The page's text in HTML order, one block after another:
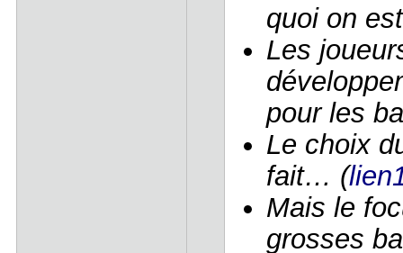
quoi on
Les
pour les
Le choix
fait… (
Mais le
grosses